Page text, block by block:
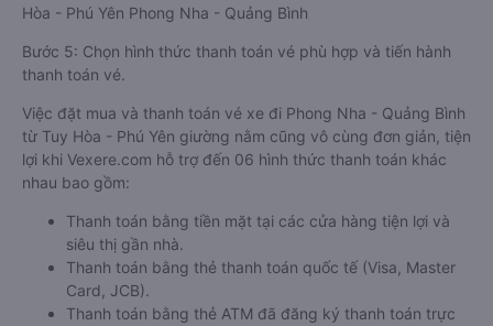
Hòa - Phú Yên Phong Nha - Quảng Bình
Bước 5: Chọn hình thức thanh toán vé phù hợp và tiến hành
thanh toán vé.
Việc đặt mua và thanh toán vé xe đi Phong Nha - Quảng Bình
từ Tuy Hòa - Phú Yên giường nằm cũng vô cùng đơn giản, tiện
lợi khi Vexere.com hỗ trợ đến 06 hình thức thanh toán khác
nhau bao gồm:
Thanh toán bằng tiền mặt tại các cửa hàng tiện lợi và
siêu thị gần nhà.
Thanh toán bằng thẻ thanh toán quốc tế (Visa, Master
Card, JCB).
Thanh toán bằng thẻ ATM đã đăng ký thanh toán trực